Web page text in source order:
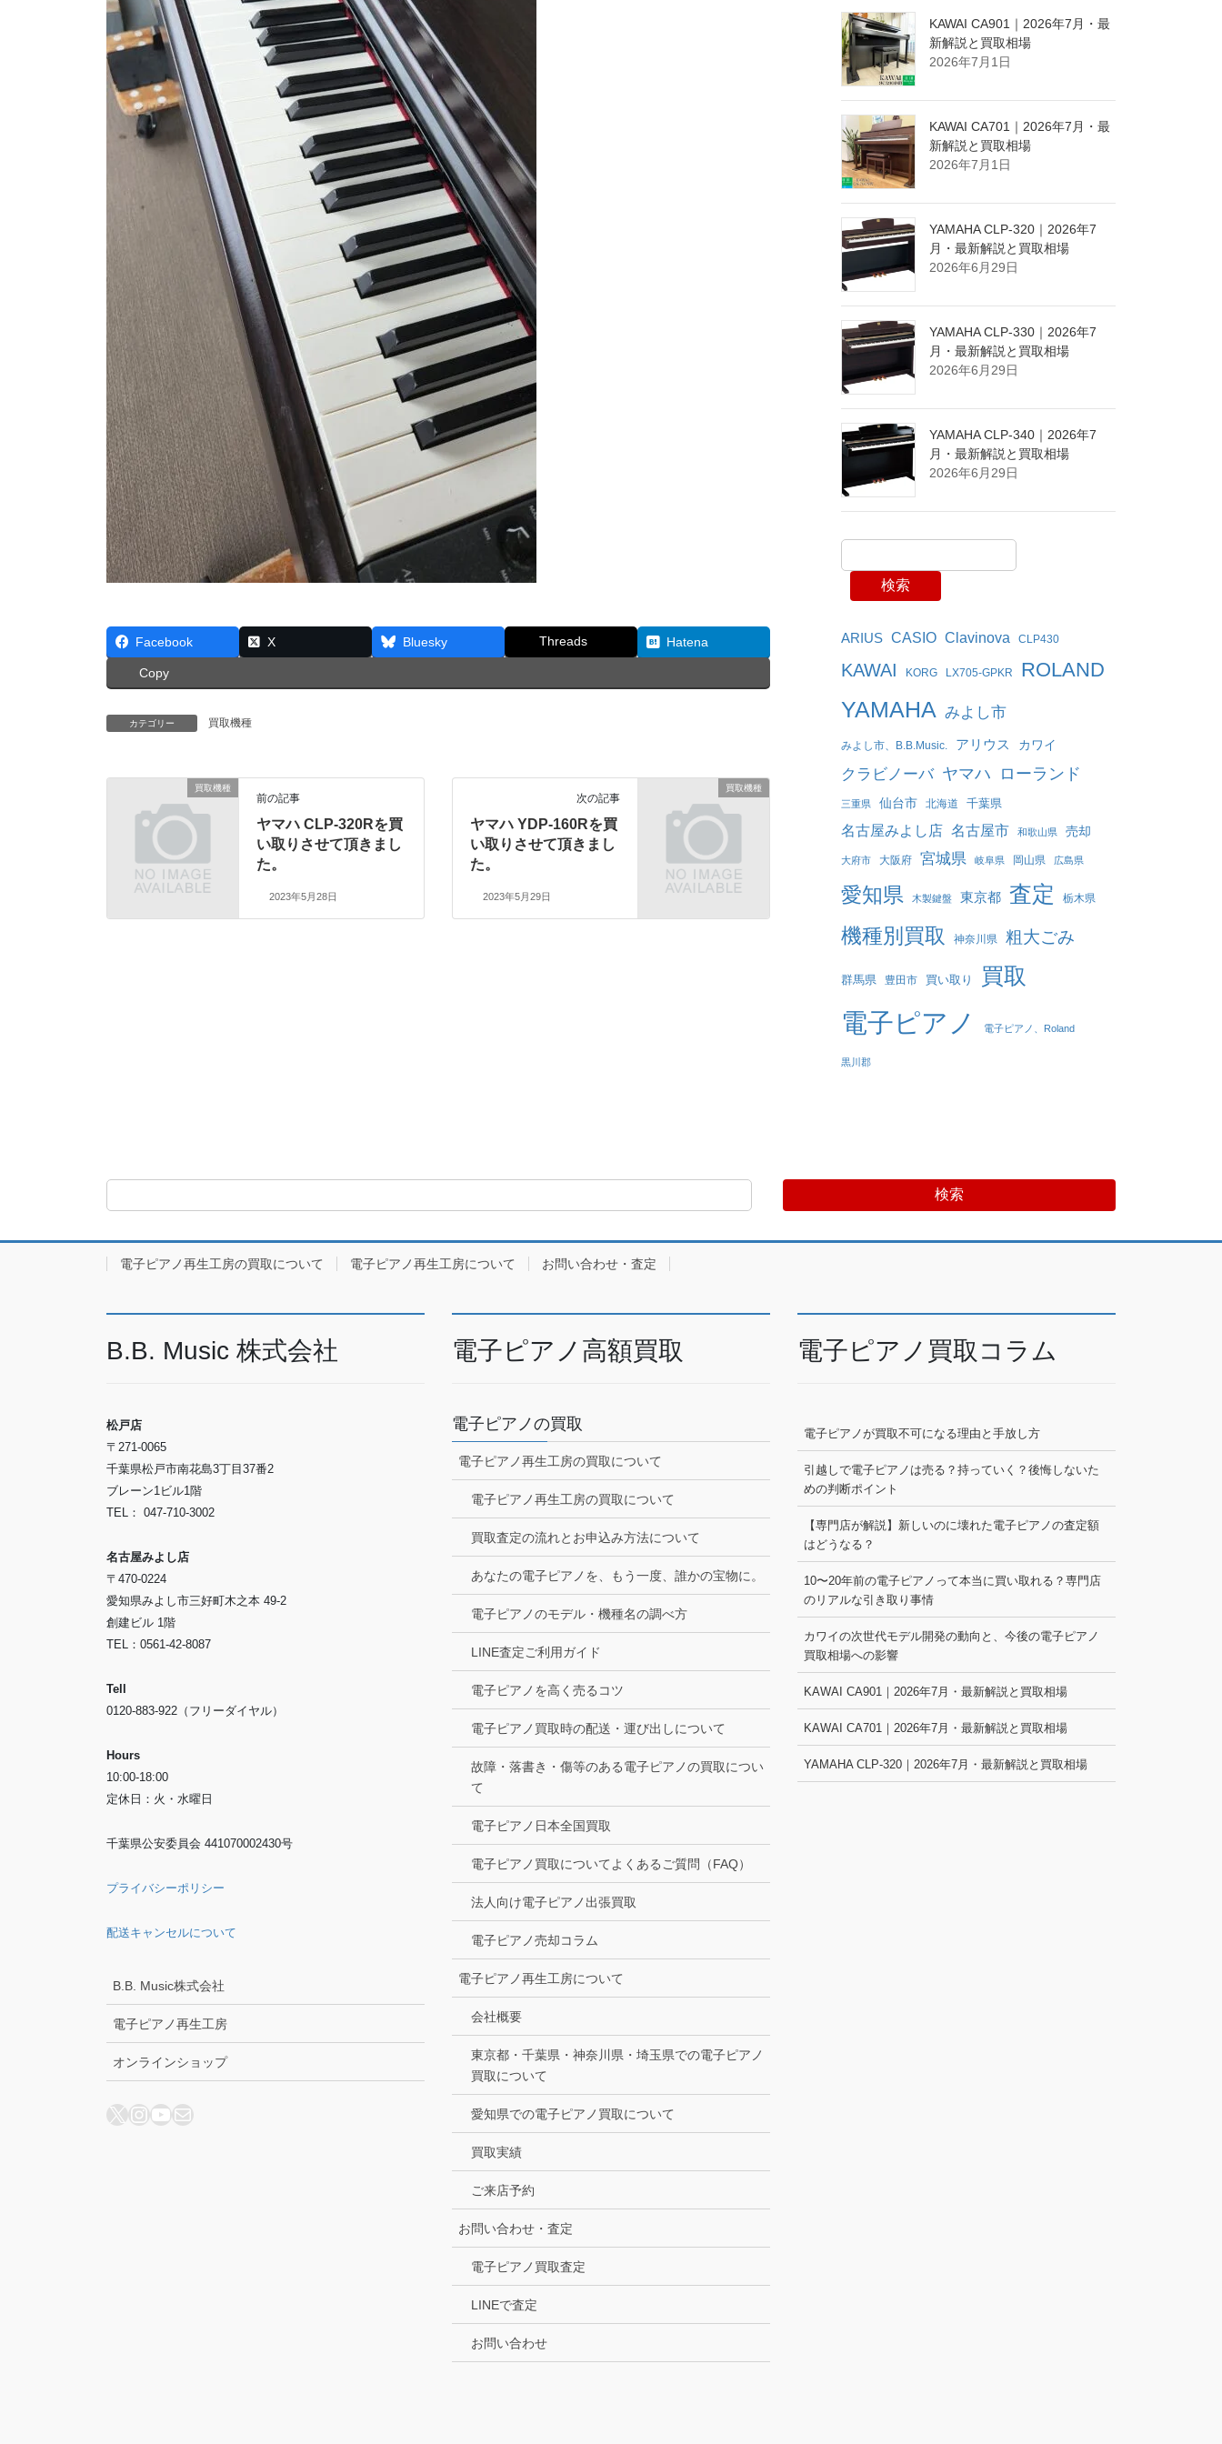
Facebook X Bluesky Threads Hatena
Copy
カテゴリー 買取機種
買取機種
前の記事
ヤマハ CLP-320Rを買
い取りさせて頂きまし
た。
2023年5月28日
買取機種
次の記事
ヤマハ YDP-160Rを買
い取りさせて頂きまし
た。
2023年5月29日
KAWAI CA901｜2026年7月・最
新解説と買取相場
2026年7月1日
KAWAI CA701｜2026年7月・最
新解説と買取相場
2026年7月1日
YAMAHA CLP-320｜2026年7
月・最新解説と買取相場
2026年6月29日
YAMAHA CLP-330｜2026年7
月・最新解説と買取相場
2026年6月29日
YAMAHA CLP-340｜2026年7
月・最新解説と買取相場
2026年6月29日
検索
ARIUS CASIO Clavinova CLP430
KAWAI KORG LX705-GPKR ROLAND
YAMAHA みよし市
みよし市、B.B.Music. アリウス カワイ
クラビノーバ ヤマハ ローランド
三重県 仙台市 北海道 千葉県
名古屋みよし店 名古屋市 和歌山県 売却
大府市 大阪府 宮城県 岐阜県 岡山県 広島県
愛知県 木製鍵盤 東京都 査定 栃木県
機種別買取 神奈川県 粗大ごみ
群馬県 豊田市 買い取り 買取
電子ピアノ 電子ピアノ、Roland
黒川郡
検索
電子ピアノ再生工房の買取について 電子ピアノ再生工房について お問い合わせ・査定
B.B. Music 株式会社
松戸店
〒271-0065
千葉県松戸市南花島3丁目37番2
ブレーン1ビル1階
TEL： 047-710-3002
名古屋みよし店
〒470-0224
愛知県みよし市三好町木之本 49-2
創建ビル 1階
TEL：0561-42-8087
Tell
0120-883-922（フリーダイヤル）
Hours
10:00-18:00
定休日：火・水曜日
千葉県公安委員会 441070002430号
プライバシーポリシー
配送キャンセルについて
B.B. Music株式会社
電子ピアノ再生工房
オンラインショップ
X Instagram
YouTube
メール
電子ピアノ高額買取
電子ピアノの買取
電子ピアノ再生工房の買取について
電子ピアノ再生工房の買取について
買取査定の流れとお申込み方法について
あなたの電子ピアノを、もう一度、誰かの宝物に。
電子ピアノのモデル・機種名の調べ方
LINE査定ご利用ガイド
電子ピアノを高く売るコツ
電子ピアノ買取時の配送・運び出しについて
故障・落書き・傷等のある電子ピアノの買取につい
て
電子ピアノ日本全国買取
電子ピアノ買取についてよくあるご質問（FAQ）
法人向け電子ピアノ出張買取
電子ピアノ売却コラム
電子ピアノ再生工房について
会社概要
東京都・千葉県・神奈川県・埼玉県での電子ピアノ
買取について
愛知県での電子ピアノ買取について
買取実績
ご来店予約
お問い合わせ・査定
電子ピアノ買取査定
LINEで査定
お問い合わせ
電子ピアノ買取コラム
電子ピアノが買取不可になる理由と手放し方
引越しで電子ピアノは売る？持っていく？後悔しないた
めの判断ポイント
【専門店が解説】新しいのに壊れた電子ピアノの査定額
はどうなる？
10〜20年前の電子ピアノって本当に買い取れる？専門店
のリアルな引き取り事情
カワイの次世代モデル開発の動向と、今後の電子ピアノ
買取相場への影響
KAWAI CA901｜2026年7月・最新解説と買取相場
KAWAI CA701｜2026年7月・最新解説と買取相場
YAMAHA CLP-320｜2026年7月・最新解説と買取相場